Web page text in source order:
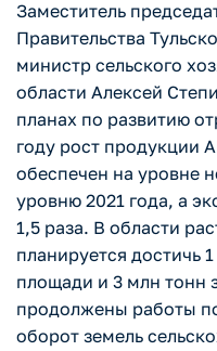
Заместитель
Правительства
министр сельского
области Алексей
планах по развитию
году рост продукции
обеспечен на уровне
уровню 2021 года, а
1,5 раза. В области
планируется достичь
площади и 3 млн тонн
продолжены работы
оборот земель